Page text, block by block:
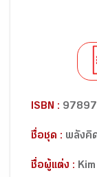
ISBN :
ชื่อชุด : พลังคิ
ชื่อผู้แต่ง :